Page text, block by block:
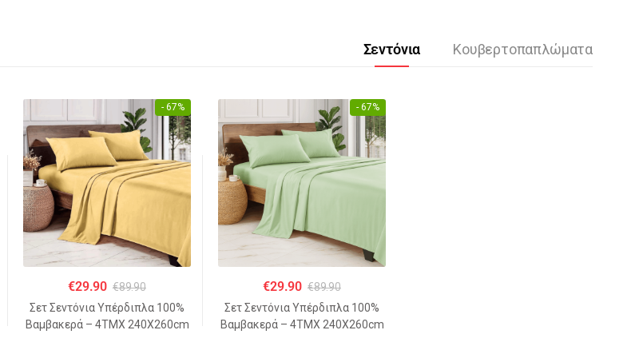
Σεντόνια Κουβερτοπαπλώματα
- 67%
€29.90 €89.90
Σετ Σεντόνια Υπέρδιπλα 100%
Βαμβακερά – 4ΤΜΧ 240Χ260cm
- 67%
€29.90 €89.90
Σετ Σεντόνια Υπέρδιπλα 100%
Βαμβακερά – 4ΤΜΧ 240Χ260cm